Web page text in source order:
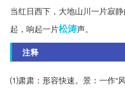
当红日西下，大地山川一片寂
起，响起一片松涛声。
注释
⑴肃肃：形容快速。景：一作“风